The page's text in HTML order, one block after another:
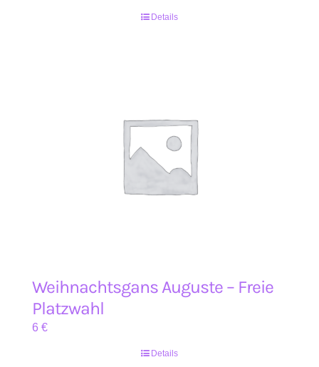
Details
Weihnachtsgans Auguste – Freie
Platzwahl
6 €
Details